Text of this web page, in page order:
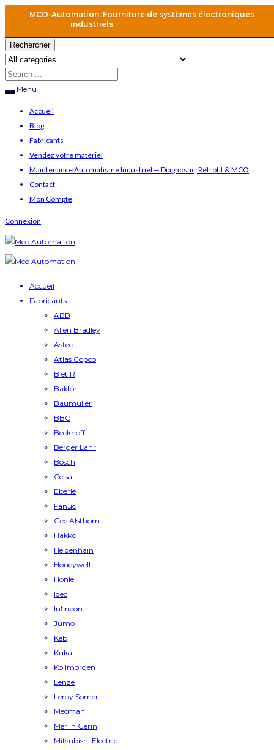
MCO-Automation: Fourniture de systèmes électroniques
industriels
Rechercher
Menu
Accueil
Blog
Fabricants
Vendez votre matériel
Maintenance Automatisme Industriel — Diagnostic, Rétrofit & MCO
Contact
Mon Compte
Connexion
Accueil
Fabricants
ABB
Allen Bradley
Astec
Atlas Copco
B et R
Baldor
Baumuller
BBC
Beckhoff
Berger Lahr
Bosch
Celsa
Eberle
Fanuc
Gec Alsthom
Hakko
Heidenhain
Honeywell
Honle
Idec
Infineon
Jumo
Keb
Kuka
Kollmorgen
Lenze
Leroy Somer
Mecman
Merlin Gerin
Mitsubishi Electric